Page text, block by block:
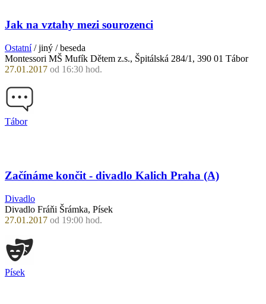
Jak na vztahy mezi sourozenci
Ostatní/ jiný / beseda
Montessori MŠ Mufík Dětem z.s., Špitálská 284/1, 390 01 Tábor
27.01.2017 od 16:30 hod.
Tábor
Začínáme končit - divadlo Kalich Praha (A)
Divadlo
Divadlo Fráňi Šrámka, Písek
27.01.2017 od 19:00 hod.
Písek